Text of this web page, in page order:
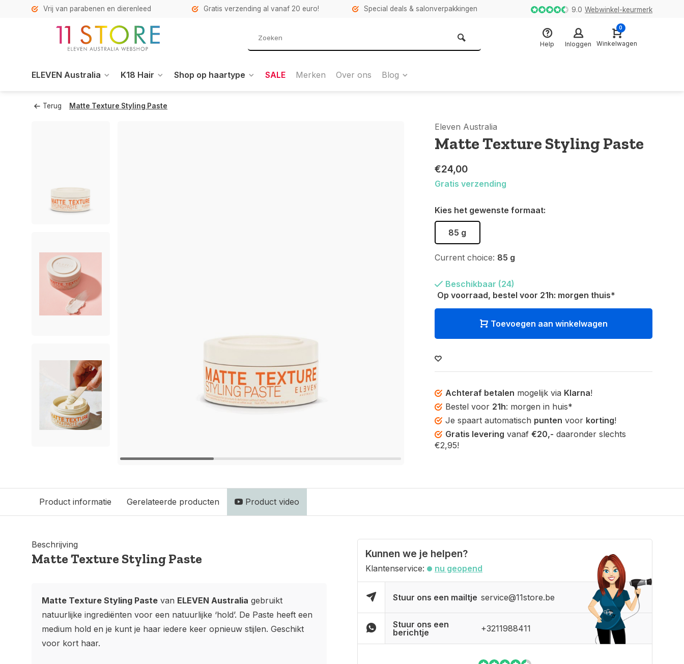
Vrij van parabenen en dierenleed Gratis verzending al vanaf 20 euro! Special deals & salonverpakkingen 9.0 Webwinkel-keurmerk
Help Inloggen
0
Winkelwagen
ELEVEN Australia K18 Hair Shop op haartype SALE Merken Over ons Blog
Terug Matte Texture Styling Paste
Eleven Australia
Matte Texture Styling Paste
€24,00
Gratis verzending
Kies het gewenste formaat:
85 g
Current choice: 85 g
Beschikbaar (24)
Op voorraad, bestel voor 21h: morgen thuis*
Toevoegen aan winkelwagen
Achteraf betalen mogelijk via Klarna!
Bestel voor 21h: morgen in huis*
Je spaart automatisch punten voor korting!
Gratis levering vanaf €20,- daaronder slechts
€2,95!
Product informatie Gerelateerde producten Product video
Beschrijving
Matte Texture Styling Paste
Matte Texture Styling Paste van ELEVEN Australia gebruikt
natuurlijke ingrediënten voor een natuurlijke ‘hold’. De Paste heeft een
medium hold en je kunt je haar iedere keer opnieuw stijlen. Geschikt
voor kort haar.
Kunnen we je helpen?
Klantenservice: nu geopend
Stuur ons een mailtje service@11store.be
Stuur ons een
berichtje
+3211988411